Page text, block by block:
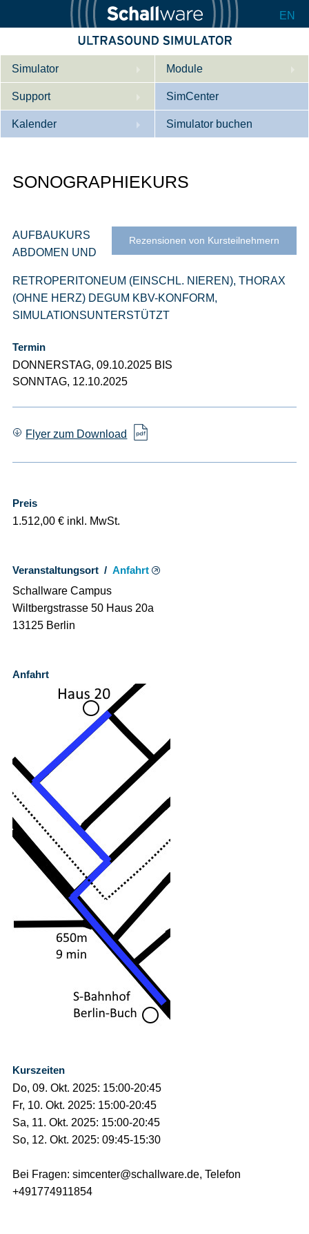
EN
Simulator
Beschreibung
Innere Medizin
Geburtshilfe / Gyn
Product Sheet
Module
Support
Wer wir sind
Downloads
SimCenter
Kalender
Referenzen
Simulator buchen
SONOGRAPHIEKURS
Rezensionen von Kursteilnehmern
AUFBAUKURS
ABDOMEN UND
RETROPERITONEUM (EINSCHL. NIEREN), THORAX
(OHNE HERZ) DEGUM KBV-KONFORM,
SIMULATIONSUNTERSTÜTZT
Termin
DONNERSTAG, 09.10.2025 BIS
SONNTAG, 12.10.2025
Flyer zum Download
Preis
1.512,00 € inkl. MwSt.
Veranstaltungsort /Anfahrt
Schallware Campus
Wiltbergstrasse 50 Haus 20a
13125 Berlin
Anfahrt
Kurszeiten
Do, 09. Okt. 2025: 15:00-20:45
Fr, 10. Okt. 2025: 15:00-20:45
Sa, 11. Okt. 2025: 15:00-20:45
So, 12. Okt. 2025: 09:45-15:30
Bei Fragen: simcenter@schallware.de, Telefon
+491774911854